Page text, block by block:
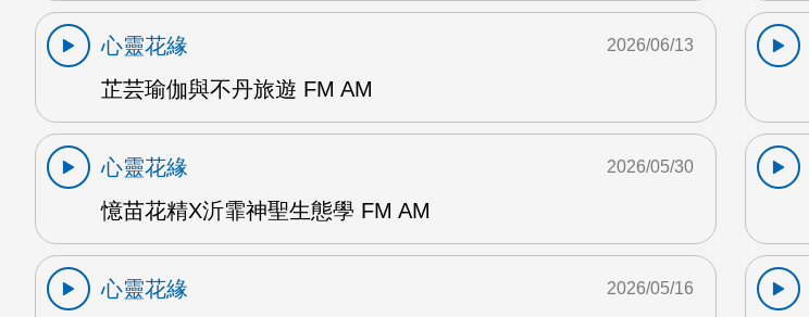
心靈花緣
芷芸瑜伽與不丹旅遊 FM AM
2026/06/13
心靈花緣
憶苗花精X沂霏神聖生態學 FM AM
2026/05/30
心靈花緣
2026/05/16